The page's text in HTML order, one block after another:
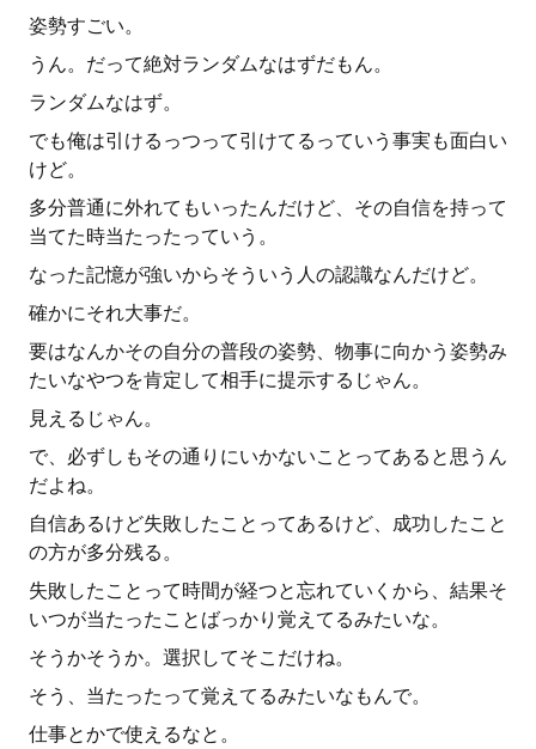
姿勢すごい。
うん。だって絶対ランダムなはずだもん。
ランダムなはず。
でも俺は引けるっつって引けてるっていう事実も面白い
けど。
多分普通に外れてもいったんだけど、その自信を持って
当てた時当たったっていう。
なった記憶が強いからそういう人の認識なんだけど。
確かにそれ大事だ。
要はなんかその自分の普段の姿勢、物事に向かう姿勢み
たいなやつを肯定して相手に提示するじゃん。
見えるじゃん。
で、必ずしもその通りにいかないことってあると思うん
だよね。
自信あるけど失敗したことってあるけど、成功したこと
の方が多分残る。
失敗したことって時間が経つと忘れていくから、結果そ
いつが当たったことばっかり覚えてるみたいな。
そうかそうか。選択してそこだけね。
そう、当たったって覚えてるみたいなもんで。
仕事とかで使えるなと。